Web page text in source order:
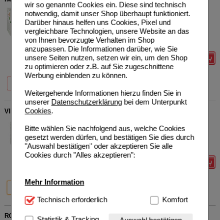
wir so genannte Cookies ein. Diese sind technisch
notwendig, damit unser Shop überhaupt funktioniert.
Darüber hinaus helfen uns Cookies, Pixel und
vergleichbare Technologien, unsere Website an das
von Ihnen bevorzugte Verhalten im Shop
anzupassen. Die Informationen darüber, wie Sie
unsere Seiten nutzen, setzen wir ein, um den Shop
zu optimieren oder z.B. auf Sie zugeschnittene
Werbung einblenden zu können.
Weitergehende Informationen hierzu finden Sie in
unserer Datenschutzerklärungbei dem Unterpunkt
Cookies.
Bitte wählen Sie nachfolgend aus, welche Cookies
gesetzt werden dürfen, und bestätigen Sie dies durch
"Auswahl bestätigen" oder akzeptieren Sie alle
Cookies durch "Alles akzeptieren":
Mehr Information
Technisch Notwendig:Hierbei handelt es sich um
Website notwendig sind (z.B. Navigation, Warenkorb,
Technisch erforderlich Komfort
Avitale GmbH
16124454
50X2.2g Granulat
UVP**
Unser Preis*
Sie sparen 6,15 €
Grundpreis
Details
35% 33%
VITAMIN B KOMPLEX Kapseln
16144445
60St Kapseln
UVP**
Unser Preis * 7,79 €
Sie sparen
60 St
29%
120 St
ROTKLEE KAPSELN 500 mg